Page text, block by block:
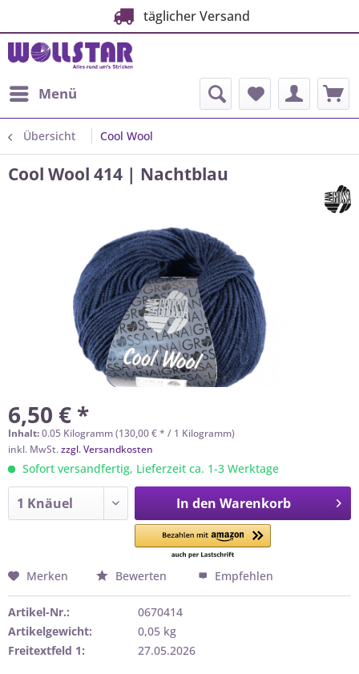
täglicher Versand
Menü
Übersicht Cool Wool
Cool Wool 414 | Nachtblau
6,50 € *
Inhalt:0.05 Kilogramm (130,00 € * / 1 Kilogramm)
inkl. MwSt.zzgl. Versandkosten
Sofort versandfertig, Lieferzeit ca. 1-3 Werktage
In den Warenkorb
Merken Bewerten Empfehlen
Artikel-Nr.:
0670414
Artikelgewicht:
0,05 kg
Freitextfeld 1:
27.05.2026